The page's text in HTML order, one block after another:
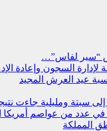
“سير لفاس”…
لإدارة السجون
عيد العرش المجيد
إلى سبتة ومليلية
في عدد من عواصم
المملكة